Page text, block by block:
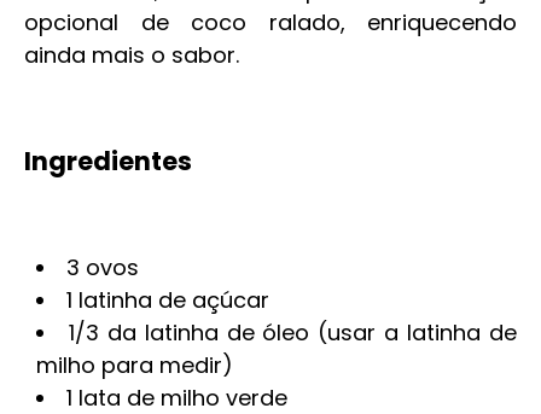
opcional de coco ralado, enriquecendo
ainda mais o sabor.
Ingredientes
3 ovos
1 latinha de açúcar
1/3 da latinha de óleo (usar a latinha de
milho para medir)
1 lata de milho verde